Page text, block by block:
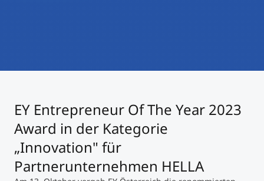
Micro Credentials
Masterclasses
Management-Seminare
EY Entrepreneur Of The Year 2023
Award in der Kategorie
„Innovation" für
Partnerunternehmen HELLA